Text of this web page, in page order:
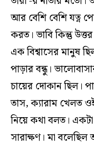
আর বেশি বেশি যত্ন
করত। ভাবি কিন্তু
এক বিশ্বাসের মানুষ
পাড়ার বন্ধু।
চায়ের দোকান ছিল।
তাস, ক‌্যারাম খেলত
নিয়ে কথা বলত। একটা
সারাক্ষণ। মা